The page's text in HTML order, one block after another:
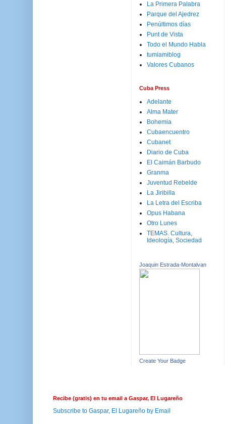
La Primera Palabra
Parque del Ajedrez
Penúltimos días
Punt de Vista
Todo el Mundo Habla
tumiamiblog
Valores Cubanos
Cuba Press
Adelante
Alma Mater
Bohemia
Cubaencuentro
Cubanet
Diario de Cuba
El Caimán Barbudo
Granma
Juventud Rebelde
La Jiribilla
La Letra del Escriba
Opus Habana
Otro Lunes
TEMAS. Cultura,
Ideología, Sociedad
Joaquin Estrada-Montalvan
Create Your Badge
Recibe (gratis) en tu email a Gaspar, El Lugareño
Subscribe to Gaspar, El Lugareño by Email